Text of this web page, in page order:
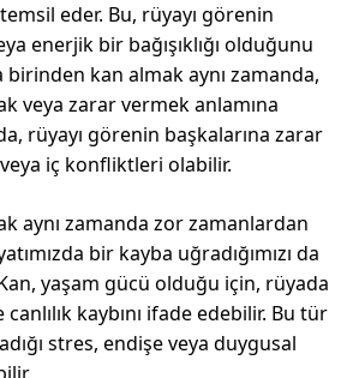
eder. Bu, rüyayı görenin
enerjik bir bağışıklığı olduğunu
kan almak aynı zamanda,
veya zarar vermek anlamına
rüyayı görenin başkalarına zarar
iç konfliktleri olabilir.
aynı zamanda zor zamanlardan
bir kayba uğradığımızı da
yaşam gücü olduğu için, rüyada
kaybını ifade edebilir. Bu tür
stres, endişe veya duygusal